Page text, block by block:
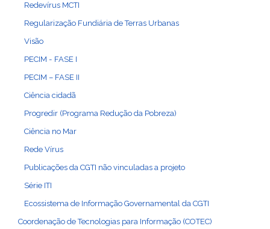
Redevírus MCTI
Regularização Fundiária de Terras Urbanas
Visão
PECIM - FASE I
PECIM – FASE II
Ciência cidadã
Progredir (Programa Redução da Pobreza)
Ciência no Mar
Rede Vírus
Publicações da CGTI não vinculadas a projeto
Série ITI
Ecossistema de Informação Governamental da CGTI
Coordenação de Tecnologias para Informação (COTEC)